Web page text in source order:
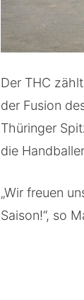
Der THC
der Fusion
Thüringer
die
„Wir freuen
Saison!“, so